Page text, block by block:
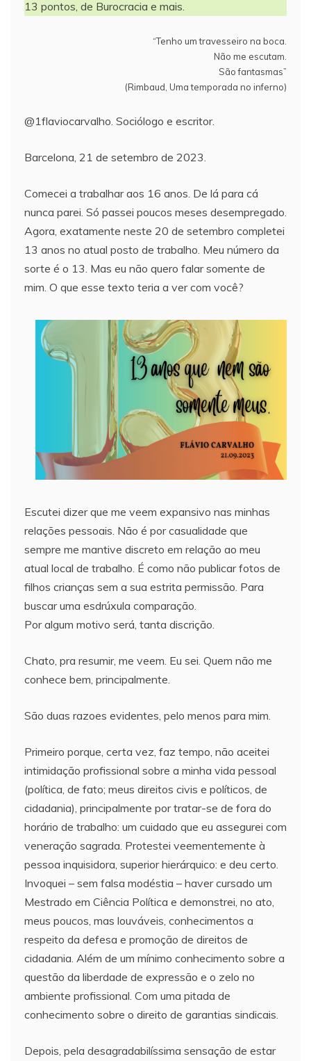
13 pontos, de Burocracia e mais.
“Tenho um travesseiro na boca.
Não me escutam.
São fantasmas”
(Rimbaud, Uma temporada no inferno)
@1flaviocarvalho. Sociólogo e escritor.
Barcelona, 21 de setembro de 2023.
Comecei a trabalhar aos 16 anos. De lá para cá
nunca parei. Só passei poucos meses desempregado.
Agora, exatamente neste 20 de setembro completei
13 anos no atual posto de trabalho. Meu número da
sorte é o 13. Mas eu não quero falar somente de
mim. O que esse texto teria a ver com você?
Escutei dizer que me veem expansivo nas minhas
relações pessoais. Não é por casualidade que
sempre me mantive discreto em relação ao meu
atual local de trabalho. É como não publicar fotos de
filhos crianças sem a sua estrita permissão. Para
buscar uma esdrúxula comparação.
Por algum motivo será, tanta discrição.
Chato, pra resumir, me veem. Eu sei. Quem não me
conhece bem, principalmente.
São duas razoes evidentes, pelo menos para mim.
Primeiro porque, certa vez, faz tempo, não aceitei
intimidação profissional sobre a minha vida pessoal
(política, de fato; meus direitos civis e políticos, de
cidadania), principalmente por tratar-se de fora do
horário de trabalho: um cuidado que eu assegurei com
veneração sagrada. Protestei veementemente à
pessoa inquisidora, superior hierárquico: e deu certo.
Invoquei – sem falsa modéstia – haver cursado um
Mestrado em Ciência Política e demonstrei, no ato,
meus poucos, mas louváveis, conhecimentos a
respeito da defesa e promoção de direitos de
cidadania. Além de um mínimo conhecimento sobre a
questão da liberdade de expressão e o zelo no
ambiente profissional. Com uma pitada de
conhecimento sobre o direito de garantias sindicais.
Depois, pela desagradabilíssima sensação de estar